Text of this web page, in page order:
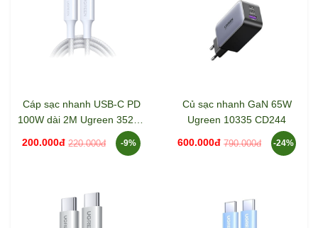
Cáp sạc nhanh USB-C PD
100W dài 2M Ugreen 35221
200.000đ 220.000đ -9%
Củ sạc nhanh GaN 65W
Ugreen 10335 CD244
600.000đ 790.000đ -24%